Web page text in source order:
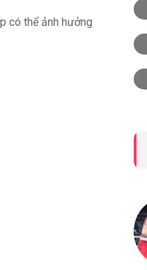
có thể ảnh hưởng